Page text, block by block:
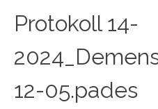
Protokoll 14-
12-05.pades